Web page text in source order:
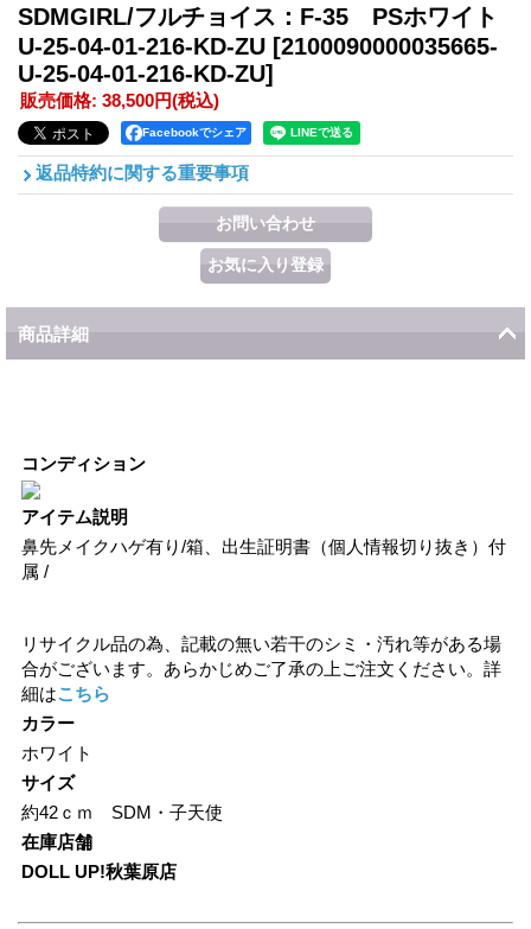
SDMGIRL/フルチョイス：F-35 PSホワイト
U-25-04-01-216-KD-ZU [2100090000035665-
U-25-04-01-216-KD-ZU]
販売価格: 38,500円(税込)
Facebookでシェア
返品特約に関する重要事項
商品詳細
コンディション
アイテム説明
鼻先メイクハゲ有り/箱、出生証明書（個人情報切り抜き）付
属 /
リサイクル品の為、記載の無い若干のシミ・汚れ等がある場
合がございます。あらかじめご了承の上ご注文ください。詳
細はこちら
カラー
ホワイト
サイズ
約42ｃｍ SDM・子天使
在庫店舗
DOLL UP!秋葉原店